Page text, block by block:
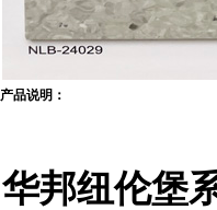
产品说明：
华邦纽伦堡